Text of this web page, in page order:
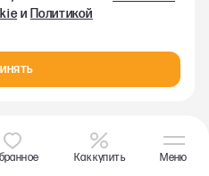
характер и ни при каких
офертой, определяемой
Как купить Меню
и Политикой